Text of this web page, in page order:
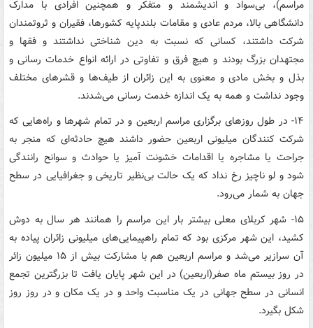
مراسم)، بی‌سواد و اندیشمند و متفکر و همچنین افرادی با مدارک
دانشگاهی بالا، مردم عادی و مقامات بلندپایه کشورها، فقیران و ثروتمندان
شرکت داشتند، کسانی که نسبت به دین شناختی نداشتند و فقها و
مجتهدان بزرگ بودند و هیچ فرق و تفاوتی در ارائه انواع خدمات رسانی و
بذل و بخش مادی و معنوی به این زائران از طیف‌ها و قشرهای مختلف
وجود نداشت و همه به یک اندازه خدمت رسانی می‌شدند.
۱۴- در طول روزهای برگزاری مراسم اربعین و در تمام شهرها و راه‌هایی که
شرکت کنندگان میلیونی اربعین حضور داشند هیچ حادثه‌ای که منجر به
جراحت یا مشاجره یا اقدامات خشونت آمیز یا حوادث و سوانح رانندگی
شود و لو ناچیز رخ نداد که یک حالت بی‌نظیر تاریخی و جغرافیایی در سطح
جهان به شمار می‌رود.
۱۵- شهر کربلای معلی بیشتر بار این مراسم را همانند هر سال به دوش
کشید، این شهر مرکزی بود که تمام راهپیمایی‌های میلیونی زائران پیاده به
آن سرازیر می‌شد و مراسم اربعین هم با مشارکت بیش از ۱۵ میلیون زائر
در روز بیستم ماه صفر(اربعین) در این شهر پایان یافت تا بزرگترین تجمع
انسانی در سطح جهانی در یک مناسبت واحد و در یک مکان و در روز روز
شکل بگیرد.